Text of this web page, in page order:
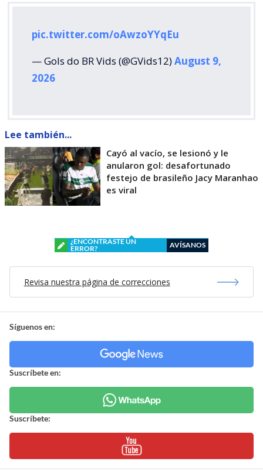
Revisa nuestra página de correcciones
Síguenos en:
Suscríbete:
Mostrar Comentarios
Fútbol> Noticia
El ’Cacique’ no afloja: Colo Colo